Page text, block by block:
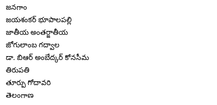
జనగాం
జయశంకర్ భూపాలపల్లి
జాతీయ అంతర్జాతీయ
జోగులాంబ గద్వాల
డా. బిఆర్ అంబేద్కర్ కోనసీమ
తిరుపతి
తూర్పు గోదావరి
తెలంగాణ